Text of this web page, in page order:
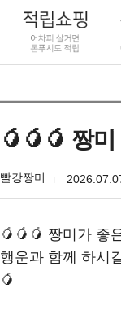
🥭🥭🥭 짱
빨강짱미
🥭🥭🥭 짱미가 좋
행운과 함께 하시
🥭